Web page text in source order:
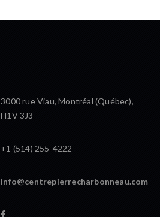
3000 rue Viau, Montréal (Québec),
H1V 3J3
+1 (514) 255-4222
info@centrepierrecharbonneau.com